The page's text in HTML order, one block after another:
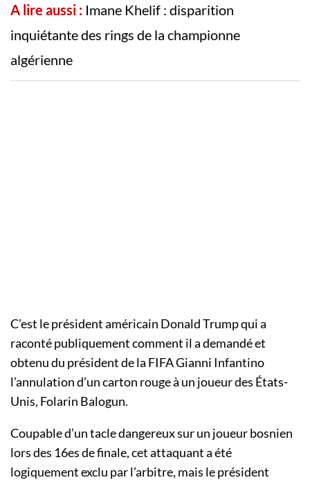
A lire aussi : Imane Khelif : disparition
inquiétante des rings de la championne
algérienne
C’est le président américain Donald Trump qui a
raconté publiquement comment il a demandé et
obtenu du président de la FIFA Gianni Infantino
l’annulation d’un carton rouge à un joueur des États-
Unis, Folarin Balogun.
Coupable d’un tacle dangereux sur un joueur bosnien
lors des 16es de finale, cet attaquant a été
logiquement exclu par l’arbitre, mais le président